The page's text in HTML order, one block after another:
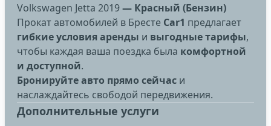
Volkswagen Jetta 2019— Красный (Бензин)
Прокат автомобилей в Бресте Car1 предлагает
гибкие условия аренды и выгодные тарифы,
чтобы каждая ваша поездка была комфортной
и доступной.
Бронируйте авто прямо сейчас и
наслаждайтесь свободой передвижения.
Дополнительные услуги